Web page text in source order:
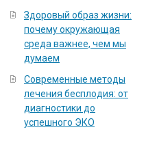
Здоровый образ жизни:
почему окружающая
среда важнее, чем мы
думаем
Современные методы
лечения бесплодия: от
диагностики до
успешного ЭКО